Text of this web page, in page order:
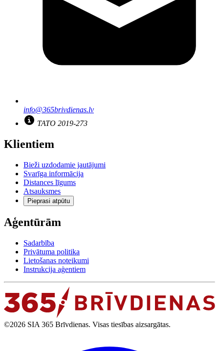
info@365brivdienas.lv
TATO 2019-273
Klientiem
Bieži uzdodamie jautājumi
Svarīga informācija
Distances līgums
Atsauksmes
Pieprasi atpūtu
Aģentūrām
Sadarbība
Privātuma politika
Lietošanas noteikumi
Instrukcija aģentiem
©2026 SIA 365 Brīvdienas. Visas tiesības aizsargātas.